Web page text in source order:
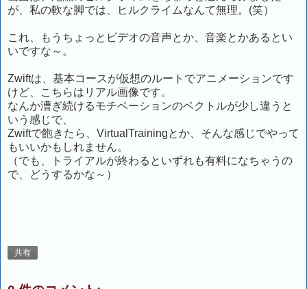
が、私の軟な脚では、ヒルクライムなんて無理。(笑）
これ、もうちょっとビデオの音声とか、音楽とかあるとい
いですな～。
Zwiftは、基本コースが仮想のルートでアニメーションです
けど、こちらはリアル画像です。
なんか漕ぎ続けるモチベーションのベクトルが少し違うと
いう感じで、
Zwiftで飽きたら、VirtualTrainingとか、そんな感じでやって
もいいかもしれません。
（でも、トライアルが終わるといずれも有料になちゃうの
で、どうするかな～）
共有